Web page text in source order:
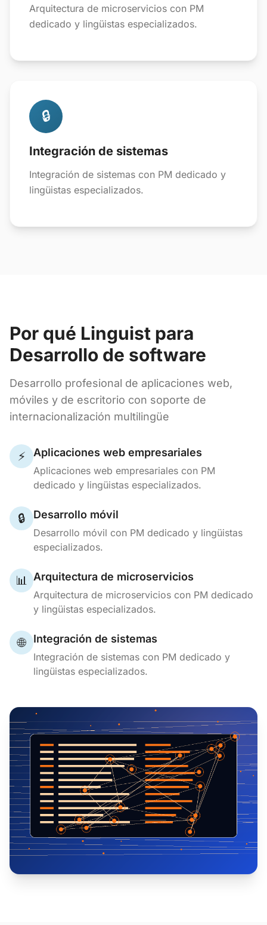
Arquitectura de microservicios con PM
dedicado y lingüistas especializados.
🔒
Integración de sistemas
Integración de sistemas con PM dedicado y
lingüistas especializados.
Por qué Linguist para
Desarrollo de software
Desarrollo profesional de aplicaciones web,
móviles y de escritorio con soporte de
internacionalización multilingüe
⚡ Aplicaciones web empresariales
Aplicaciones web empresariales con PM
dedicado y lingüistas especializados.
🔒 Desarrollo móvil
Desarrollo móvil con PM dedicado y lingüistas
especializados.
📊 Arquitectura de microservicios
Arquitectura de microservicios con PM dedicado
y lingüistas especializados.
🌐 Integración de sistemas
Integración de sistemas con PM dedicado y
lingüistas especializados.